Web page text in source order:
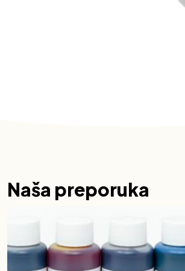
Naša preporuka